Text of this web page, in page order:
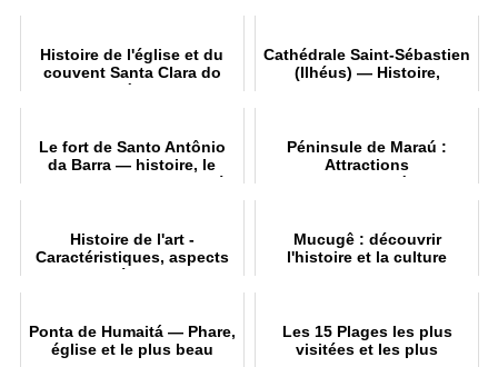
Histoire de l'église et du
couvent Santa Clara do
Desterro à Salvador
Cathédrale Saint-Sébastien
(Ilhéus) — Histoire,
Le fort de Santo Antônio
da Barra — histoire, le
phare de Barra et le musée
Péninsule de Maraú :
Attractions
Incontournables à Visiter
Histoire de l'art -
Caractéristiques, aspects
et périodes
Mucugê : découvrir
l'histoire et la culture
Ponta de Humaitá — Phare,
église et le plus beau
Les 15 Plages les plus
visitées et les plus